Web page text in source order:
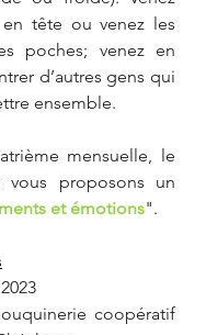
tête ou venez les
poches; venez en
d’autres gens qui
ensemble.
mensuelle, le
vous proposons un
et émotions".
2023
coopératif